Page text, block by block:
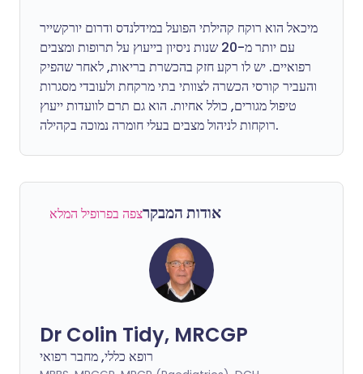
מיכאל הוא רוקח קהילתי הפועל במידלנדס ודרום יורקשייר
עם יותר מ-20 שנות ניסיון בייעוץ על תרופות ומצבים
רפואיים. יש לו רקע חזק בהכשרת בריאות, לאחר שהפיק
והעביר קורסי הכשרה לצוותי בתי מרקחת ולעובדי מסגרות
טיפול מגורים, כולל אחיות. הוא גם תרם לוועדות ייעוץ
רוקחות לניהול מצבים בעלי חומרה נמוכה בקהילה.
אודות המבקרצפה בפרופיל המלא
Dr Colin Tidy, MRCGP
רופא כללי, מחבר רפואי